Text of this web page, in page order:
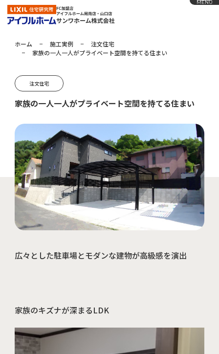
ホーム
アイフルホームの家づくり
施工実例
お知らせ
会社概要
展示場
採用情報
MENU
ホーム 施工実例
注文住宅
家族の一人一人がプライベート空間を持てる住まい
注文住宅
家族の一人一人がプライベート空間を持てる住まい
広々とした駐車場とモダンな建物が高級感を演出
家族のキズナが深まるLDK